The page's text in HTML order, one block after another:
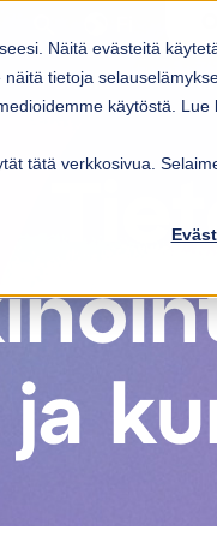
Näitä evästeitä
tietoja
käytöstä.
tätä verkkosivua.
Palvelut Show
ja